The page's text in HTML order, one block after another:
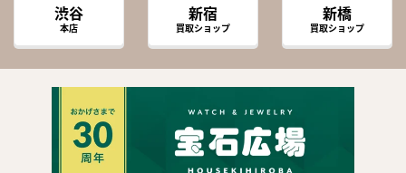
渋谷
本店
新宿
買取ショップ
新橋
買取ショップ